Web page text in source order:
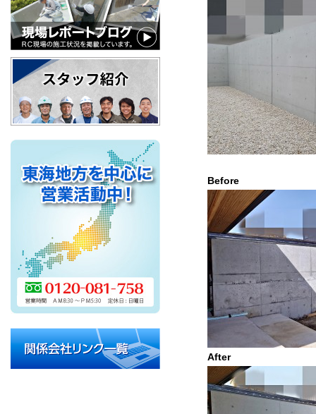
Before
After